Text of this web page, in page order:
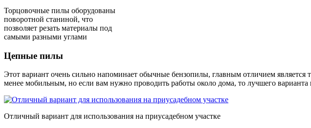
Торцовочные пилы оборудованы
поворотной станиной, что
позволяет резать материалы под
самыми разными углами
Цепные пилы
Этот вариант очень сильно напоминает обычные бензопилы, главным отличием является
менее мобильным, но если вам нужно проводить работы около дома, то лучшего варианта
Отличный вариант для использования на приусадебном участке